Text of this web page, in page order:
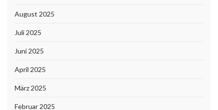
August 2025
Juli 2025
Juni 2025
April 2025
März 2025
Februar 2025